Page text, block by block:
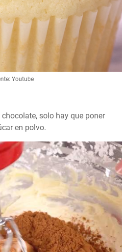
Youtube
solo hay que poner
en polvo.